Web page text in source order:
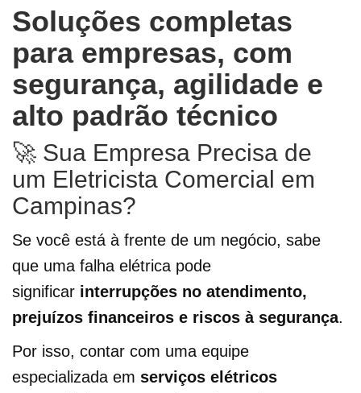
Soluções completas
para empresas, com
segurança, agilidade e
alto padrão técnico
🚀 Sua Empresa Precisa de
um Eletricista Comercial em
Campinas?
Se você está à frente de um negócio, sabe
que uma falha elétrica pode
significar interrupções no atendimento,
prejuízos financeiros e riscos à segurança.
Por isso, contar com uma equipe
especializada em serviços elétricos